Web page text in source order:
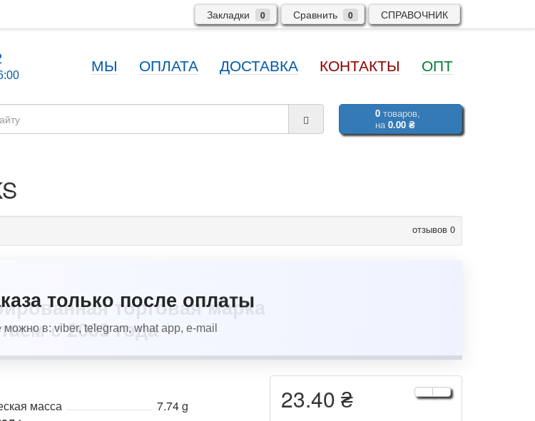
СПРАВОЧНИК
Закладки 0 Сравнить 0
МЫ ОПЛАТА ДОСТАВКА КОНТАКТЫ ОПТ
0товаров,
на0.00 ₴
отзывов 0
торговая марка
с 2003 года
масса
7.74 g
23.40 ₴